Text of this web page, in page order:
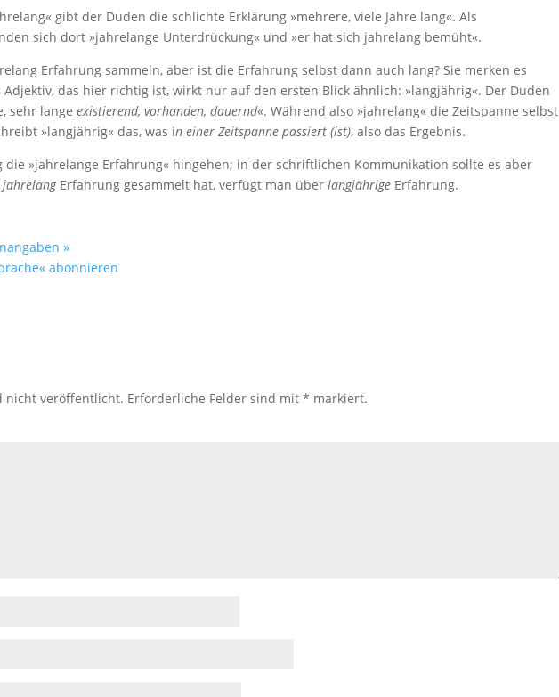
gibt der Duden die schlichte Erklärung »mehrere, viele Jahre lang«. Als
sich dort »jahrelange Unterdrückung« und »er hat sich jahrelang bemüht«.
Erfahrung sammeln, aber ist die Erfahrung selbst dann auch lang? Sie merken es
Adjektiv, das hier richtig ist, wirkt nur auf den ersten Blick ähnlich: »langjährig«. Der Duden
sehr langeexistierend, vorhanden, dauernd«. Während also »jahrelang« die Zeitspanne selbst
»langjährig« das, was in einer Zeitspanne passiert (ist), also das Ergebnis.
die »jahrelange Erfahrung« hingehen; in der schriftlichen Kommunikation sollte es aber
jahrelangErfahrung gesammelt hat, verfügt man überlangjährige Erfahrung.
»
abonnieren
nicht veröffentlicht. Erforderliche Felder sind mit* markiert.